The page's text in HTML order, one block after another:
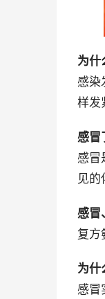
为什
感染
样发
感冒
感冒
见
感冒
复方
为什
感冒